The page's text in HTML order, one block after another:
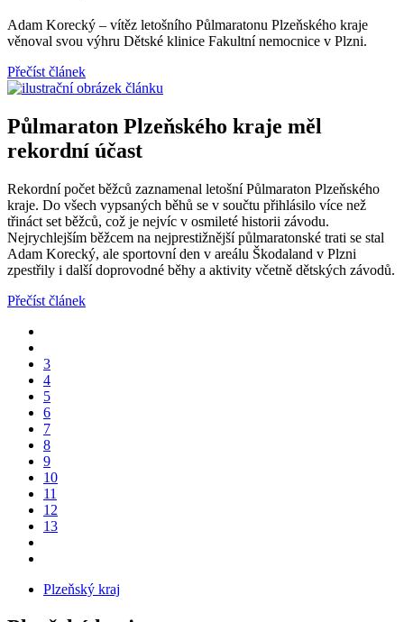
Adam Korecký – vítěz letošního Půlmaratonu Plzeňského kraje
věnoval svou výhru Dětské klinice Fakultní nemocnice v Plzni.
Přečíst článek
Půlmaraton Plzeňského kraje měl
rekordní účast
Rekordní počet běžců zaznamenal letošní Půlmaraton Plzeňského
kraje. Do všech vypsaných běhů se v součtu přihlásilo více než
třináct set běžců, což je nejvíc v osmileté historii závodu.
Nejrychlejším běžcem na nejprestižnější půlmaratonské trati se stal
Adam Korecký, ale sportovní den v areálu Škodaland v Plzni
zpestřily i další doprovodné běhy a aktivity včetně dětských závodů.
Přečíst článek
3
4
5
6
7
8
9
10
11
12
13
Plzeňský kraj